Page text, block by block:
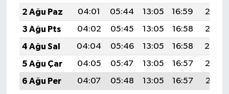
2 Ağu Paz
04:01 05:44 13:05 16:59
20:16
3 Ağu Pts
04:02 05:45 13:05 16:58
20:15
4 Ağu Sal
04:04 05:46 13:05 16:58
20:14
5 Ağu Çar
04:05 05:47 13:05 16:57
20:13
6 Ağu Per
04:07 05:48 13:05 16:57
20:11